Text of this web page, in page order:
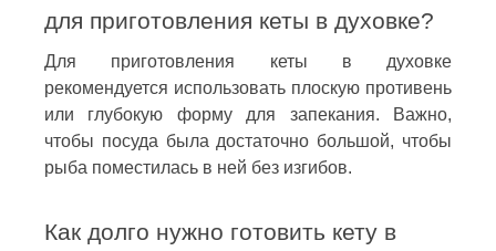
для приготовления кеты в духовке?
Для приготовления кеты в духовке
рекомендуется использовать плоскую противень
или глубокую форму для запекания. Важно,
чтобы посуда была достаточно большой, чтобы
рыба поместилась в ней без изгибов.
Как долго нужно готовить кету в